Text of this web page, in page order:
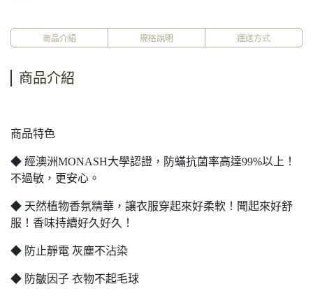
商品介紹 規格說明 運送方式
商品介紹
商品特色
◆ 經澳洲MONASH大學認證，防蟎抗菌率高達99%以上！
不過敏，更安心。
◆ 天然植物香氛精華，讓衣服穿起來好柔軟！聞起來好舒
服！香味持續好久好久！
◆ 防止靜電 灰塵不沾染
◆ 防皺因子 衣物不起毛球